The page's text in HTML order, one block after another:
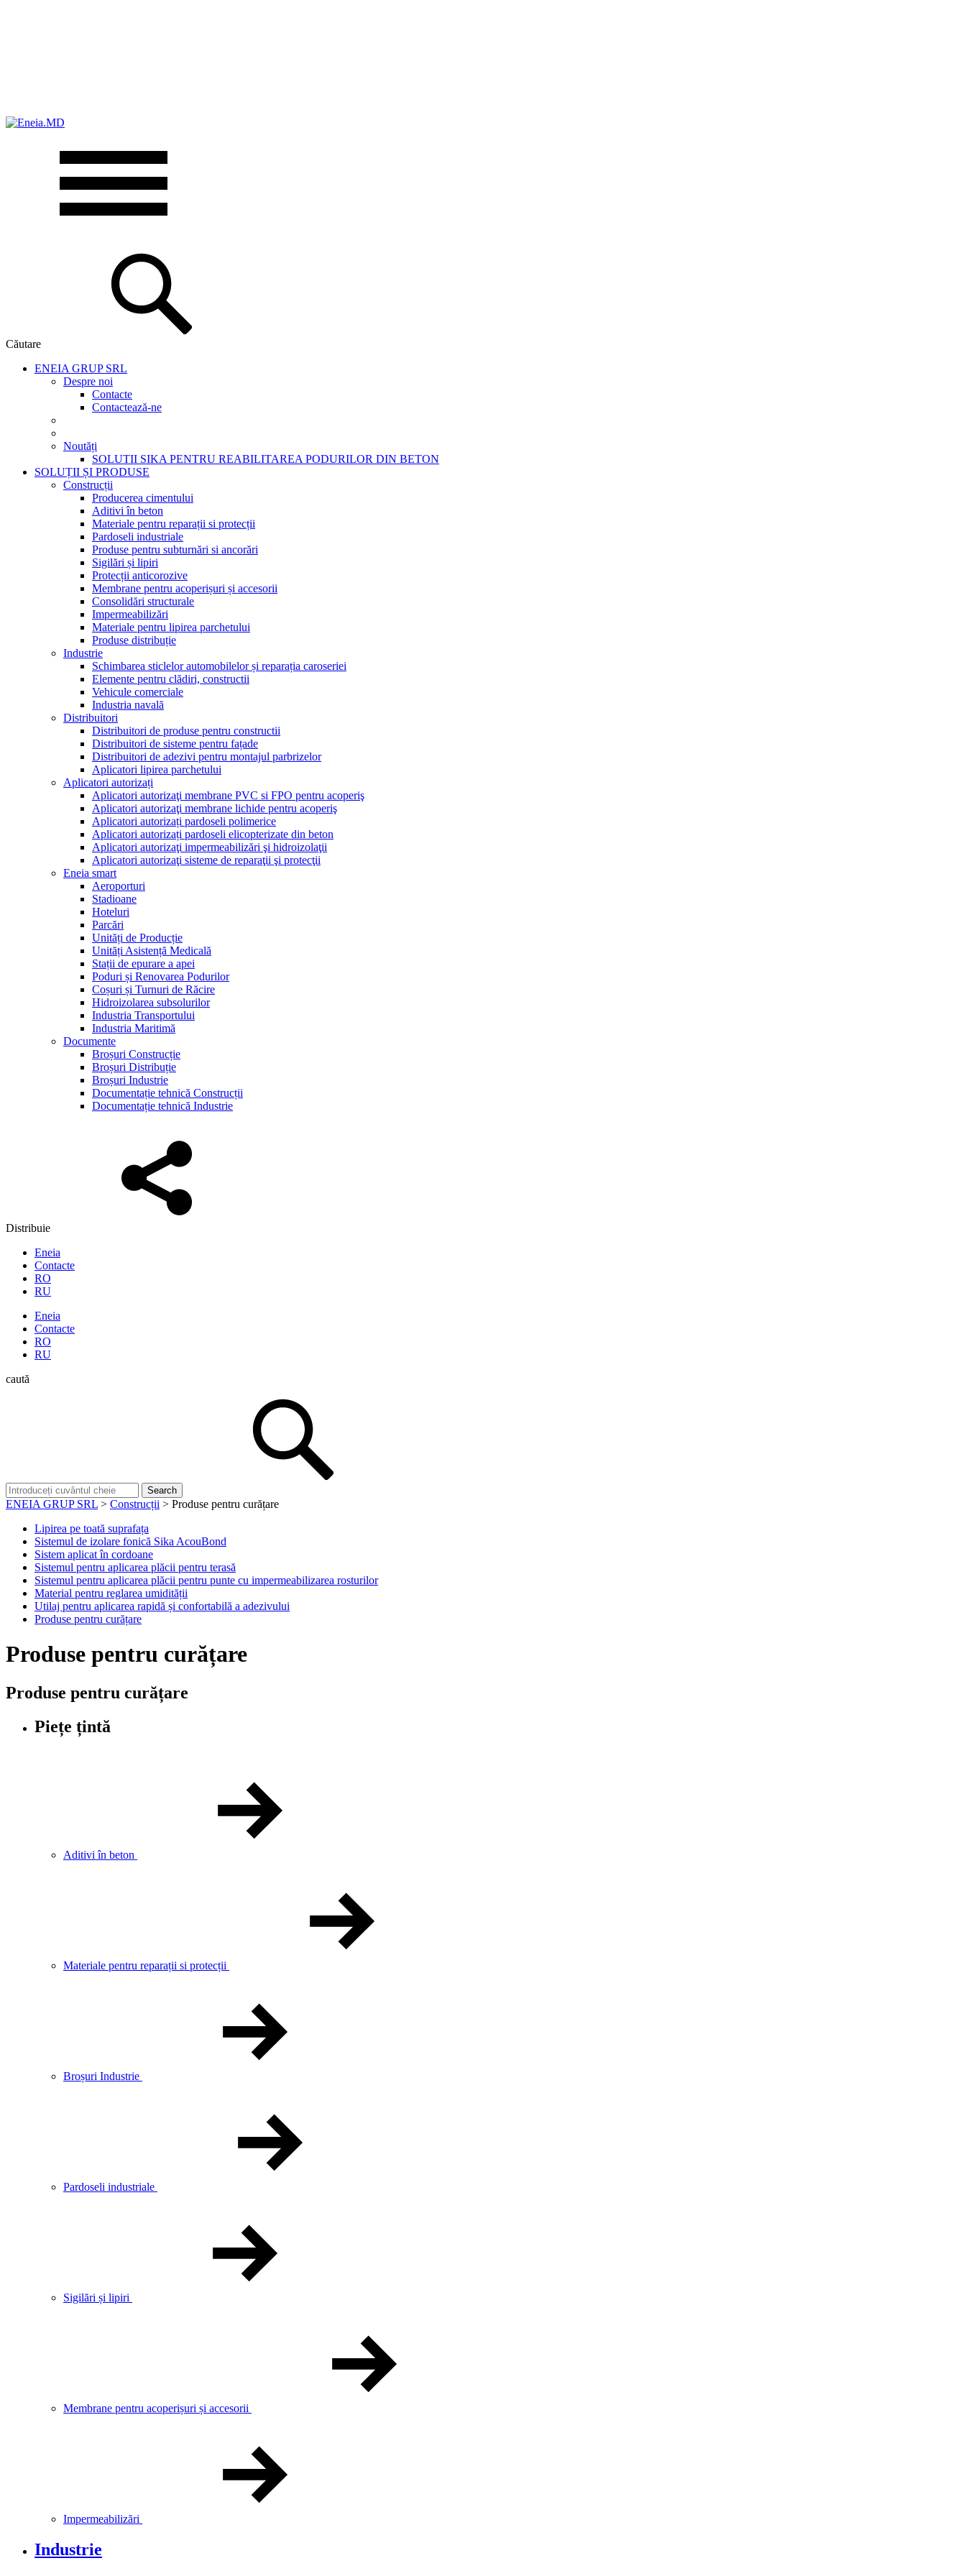
Căutare
ENEIA GRUP SRL
Despre noi
Contacte
Contactează-ne
Noutăți
SOLUTII SIKA PENTRU REABILITAREA PODURILOR DIN BETON
SOLUȚII ȘI PRODUSE
Construcții
Producerea cimentului
Aditivi în beton
Materiale pentru reparații si protecții
Pardoseli industriale
Produse pentru subturnări si ancorări
Sigilări și lipiri
Protecții anticorozive
Membrane pentru acoperișuri și accesorii
Consolidări structurale
Impermeabilizări
Materiale pentru lipirea parchetului
Produse distribuție
Industrie
Schimbarea sticlelor automobilelor și reparația caroseriei
Elemente pentru clădiri, constructii
Vehicule comerciale
Industria navală
Distribuitori
Distribuitori de produse pentru constructii
Distribuitori de sisteme pentru fațade
Distribuitori de adezivi pentru montajul parbrizelor
Aplicatori lipirea parchetului
Aplicatori autorizați
Aplicatori autorizaţi membrane PVC si FPO pentru acoperiş
Aplicatori autorizaţi membrane lichide pentru acoperiş
Aplicatori autorizați pardoseli polimerice
Aplicatori autorizați pardoseli elicopterizate din beton
Aplicatori autorizaţi impermeabilizări şi hidroizolaţii
Aplicatori autorizaţi sisteme de reparaţii şi protecţii
Eneia smart
Aeroporturi
Stadioane
Hoteluri
Parcări
Unități de Producție
Unități Asistență Medicală
Stații de epurare a apei
Poduri și Renovarea Podurilor
Coșuri și Turnuri de Răcire
Hidroizolarea subsolurilor
Industria Transportului
Industria Maritimă
Documente
Broșuri Construcție
Broșuri Distribuție
Broșuri Industrie
Documentație tehnică Construcții
Documentație tehnică Industrie
Distribuie
Eneia
Contacte
RO
RU
Eneia
Contacte
RO
RU
caută
ENEIA GRUP SRL > Construcții > Produse pentru curățare
Lipirea pe toată suprafața
Sistemul de izolare fonică Sika AcouBond
Sistem aplicat în cordoane
Sistemul pentru aplicarea plăcii pentru terasă
Sistemul pentru aplicarea plăcii pentru punte cu impermeabilizarea rosturilor
Material pentru reglarea umidității
Utilaj pentru aplicarea rapidă și confortabilă a adezivului
Produse pentru curățare
Produse pentru curățare
Produse pentru curățare
Piețe țintă
Aditivi în beton
Materiale pentru reparații si protecții
Broșuri Industrie
Pardoseli industriale
Sigilări și lipiri
Membrane pentru acoperișuri și accesorii
Impermeabilizări
Industrie